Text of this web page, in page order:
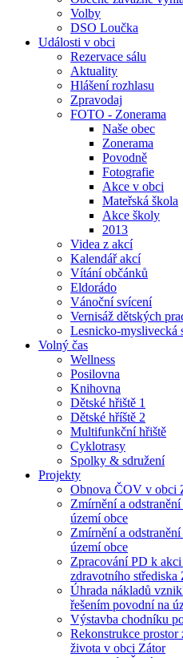
Volby
DSO Loučka
Události v obci
Rezervace sálu
Aktuality
Hlášení rozhlasu
Zpravodaj
FOTO - Zonerama
Naše obec
Zonerama
Povodně
Fotografie
Akce v obci
Mateřská škola
Akce školy
2013
Videa z akcí
Kalendář akcí
Vítání občánků
Eldorádo
Vánoční svícení
Vernisáž dětských
Lesnicko-myslivecká
Volný čas
Wellness
Posilovna
Knihovna
Dětské hřiště 1
Dětské hříště 2
Multifunkční hřiště
Cyklotrasy
Spolky & sdružení
Projekty
Obnova ČOV v obci
Zmírnění a
území obce
Zmírnění a
území obce
Zpracování PD k
zdravotního
Úhrada nákladů
řešením povodní na
Výstavba chodníku
Rekonstrukce
života v obci Zátor